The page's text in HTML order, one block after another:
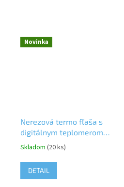
Novinka
Nerezová termo fľaša s
digitálnym teplomerom
Minecraft Axolotl 450 ml
24ks/1ktn
Skladom (20 ks)
DETAIL